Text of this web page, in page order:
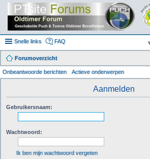
Snelle links FAQ
Forumoverzicht
Onbeantwoorde berichten Actieve onderwerpen
Aanmelden
Gebruikersnaam:
Wachtwoord:
Ik ben mijn wachtwoord vergeten